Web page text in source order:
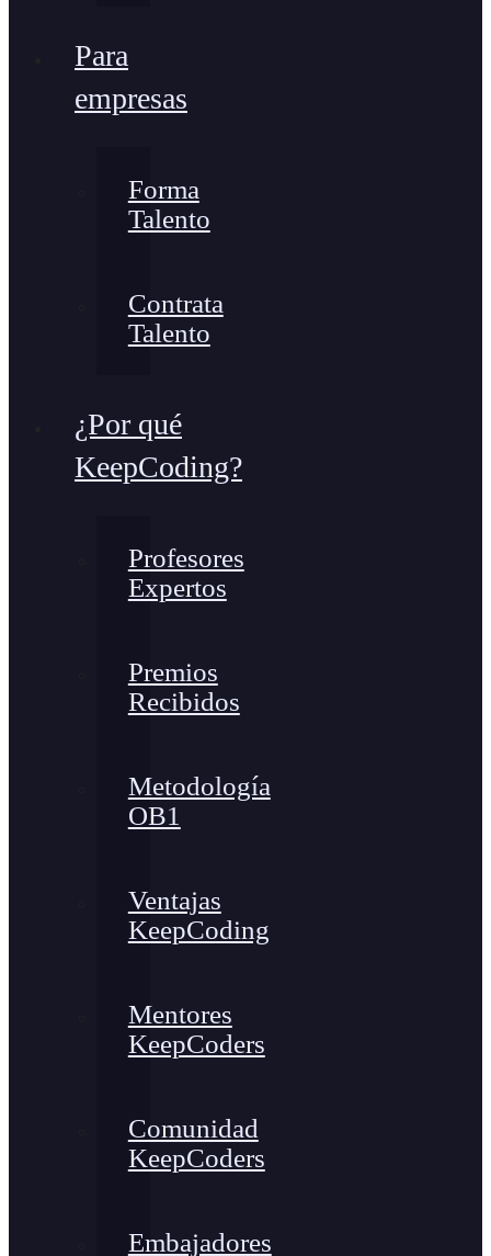
Para
empresas
Forma
Talento
Contrata
Talento
¿Por qué
KeepCoding?
Profesores
Expertos
Premios
Recibidos
Metodología
OB1
Ventajas
KeepCoding
Mentores
KeepCoders
Comunidad
KeepCoders
Embajadores